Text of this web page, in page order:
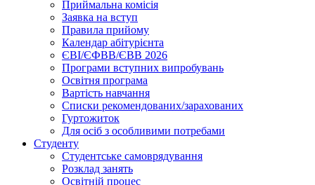
Приймальна комісія
Заявка на вступ
Правила прийому
Календар абітурієнта
ЄВІ/ЄФВВ/ЄВВ 2026
Програми вступних випробувань
Освітня програма
Вартість навчання
Списки рекомендованих/зарахованих
Гуртожиток
Для осіб з особливими потребами
Студенту
Студентське самоврядування
Розклад занять
Освітній процес